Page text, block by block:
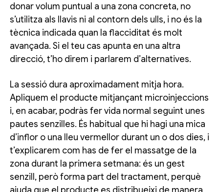
donar volum puntual a una zona concreta, no
s’utilitza als llavis ni al contorn dels ulls, i no és la
tècnica indicada quan la flacciditat és molt
avançada. Si el teu cas apunta en una altra
direcció, t’ho direm i parlarem d’alternatives.
La sessió dura aproximadament mitja hora.
Apliquem el producte mitjançant microinjeccions
i, en acabar, podràs fer vida normal seguint unes
pautes senzilles. És habitual que hi hagi una mica
d’inflor o una lleu vermellor durant un o dos dies, i
t’explicarem com has de fer el massatge de la
zona durant la primera setmana: és un gest
senzill, però forma part del tractament, perquè
ajuda que el producte es distribueixi de manera